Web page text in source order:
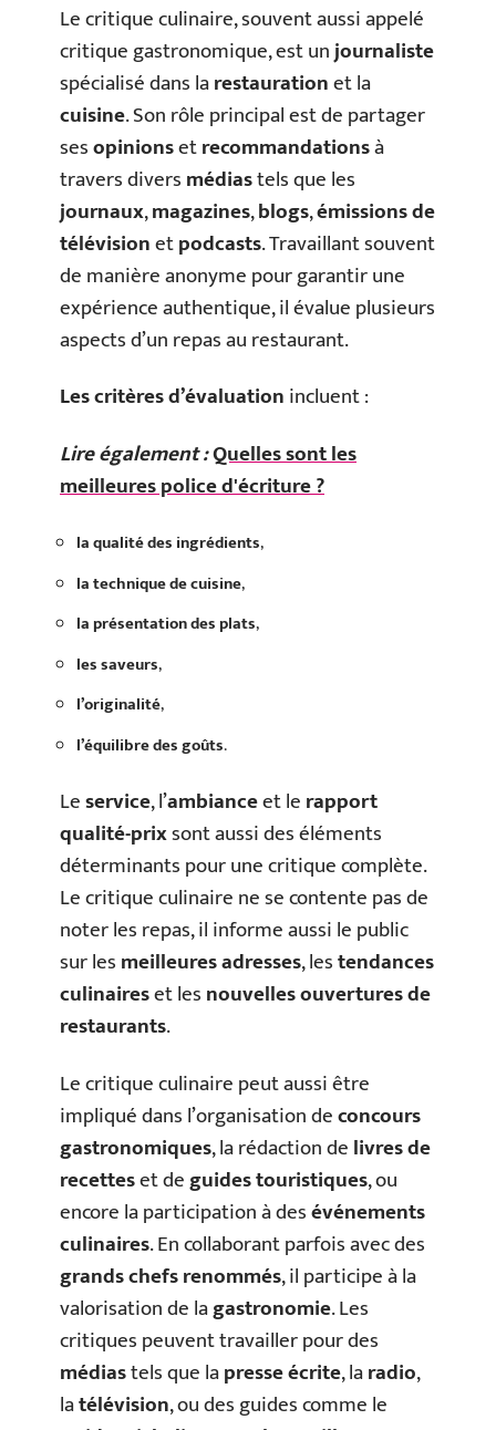
Le critique culinaire, souvent aussi appelé
critique gastronomique, est unjournaliste
spécialisé dans larestaurationet la
cuisine. Son rôle principal est de partager
sesopinionsetrecommandationsà
travers diversmédiastels que les
journaux,magazines,blogs,émissions de
télévisionetpodcasts. Travaillant souvent
de manière anonyme pour garantir une
expérience authentique, il évalue plusieurs
aspects d’un repas au restaurant.
Les critères d’évaluationincluent :
Lire également :Quelles sont les
meilleures police d'écriture ?
la qualité des ingrédients,
la technique de cuisine,
la présentation des plats,
les saveurs,
l’originalité,
l’équilibre des goûts.
Leservice, l’ambianceet lerapport
qualité-prixsont aussi des éléments
déterminants pour une critique complète.
Le critique culinaire ne se contente pas de
noter les repas, il informe aussi le public
sur lesmeilleures adresses, lestendances
culinaireset lesnouvelles ouvertures de
restaurants.
Le critique culinaire peut aussi être
impliqué dans l’organisation deconcours
gastronomiques, la rédaction delivres de
recetteset deguides touristiques, ou
encore la participation à desévénements
culinaires. En collaborant parfois avec des
grands chefs renommés, il participe à la
valorisation de lagastronomie. Les
critiques peuvent travailler pour des
médiastels que lapresse écrite, laradio,
latélévision, ou des guides comme le